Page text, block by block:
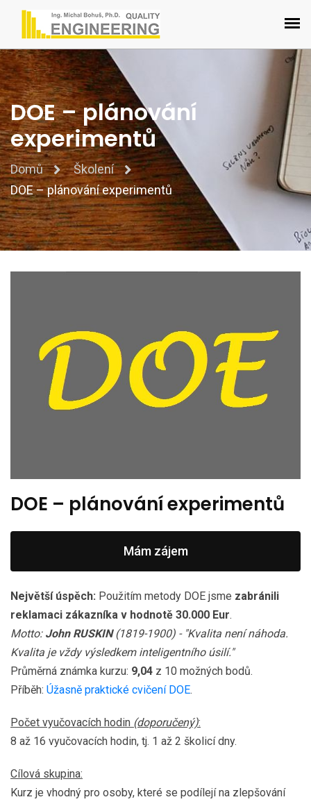
DOE – plánování
experimentů
Domů
Školení
DOE – plánování experimentů
DOE – plánování experimentů
Mám zájem
Největší úspěch: Použitím metody DOE jsme zabránili
reklamaci zákazníka v hodnotě 30.000 Eur.
Motto: John RUSKIN(1819-1900) - "Kvalita není náhoda.
Kvalita je vždy výsledkem inteligentního úsilí."
Průměrná známka kurzu: 9,04 z 10 možných bodů.
Příběh: Úžasně praktické cvičení DOE.
Počet vyučovacích hodin (doporučený):
8 až 16 vyučovacích hodin, tj. 1 až 2 školicí dny.
Cílová skupina:
Kurz je vhodný pro osoby, které se podílejí na zlepšování